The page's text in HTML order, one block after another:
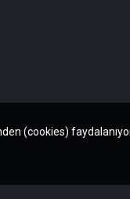
(cookies)